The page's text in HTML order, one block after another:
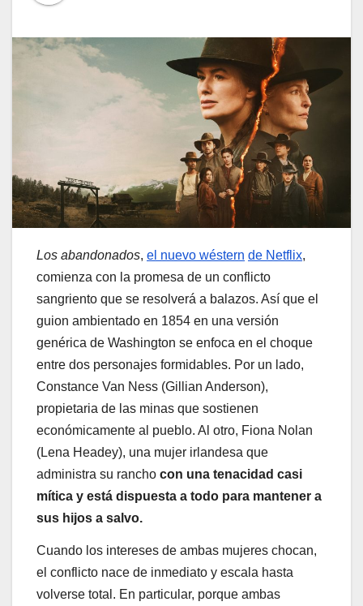
Los abandonados, el nuevo wéstern de Netflix,
comienza con la promesa de un conflicto
sangriento que se resolverá a balazos. Así que el
guion ambientado en 1854 en una versión
genérica de Washington se enfoca en el choque
entre dos personajes formidables. Por un lado,
Constance Van Ness (Gillian Anderson),
propietaria de las minas que sostienen
económicamente al pueblo. Al otro, Fiona Nolan
(Lena Headey), una mujer irlandesa que
administra su rancho con una tenacidad casi
mítica y está dispuesta a todo para mantener a
sus hijos a salvo.
Cuando los intereses de ambas mujeres chocan,
el conflicto nace de inmediato y escala hasta
volverse total. En particular, porque ambas